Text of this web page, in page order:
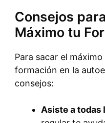
Consejos
Máximo tu
Para sacar el
formación en la
consejos:
Asiste a todas